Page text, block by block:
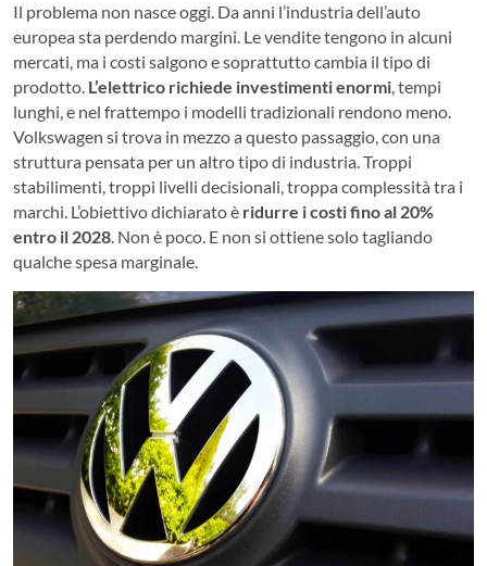
Il problema non nasce oggi. Da anni l’industria dell’auto
europea sta perdendo margini. Le vendite tengono in alcuni
mercati, ma i costi salgono e soprattutto cambia il tipo di
prodotto. L’elettrico richiede investimenti enormi, tempi
lunghi, e nel frattempo i modelli tradizionali rendono meno.
Volkswagen si trova in mezzo a questo passaggio, con una
struttura pensata per un altro tipo di industria. Troppi
stabilimenti, troppi livelli decisionali, troppa complessità tra i
marchi. L’obiettivo dichiarato è ridurre i costi fino al 20%
entro il 2028. Non è poco. E non si ottiene solo tagliando
qualche spesa marginale.